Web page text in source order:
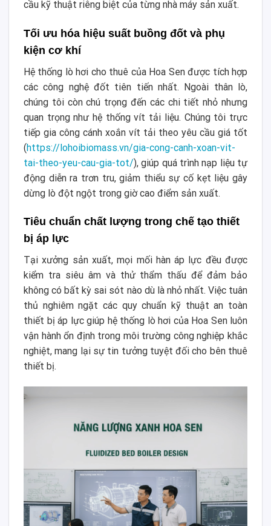
cầu kỹ thuật riêng biệt của từng nhà máy sản xuất.
Tối ưu hóa hiệu suất buồng đốt và phụ
kiện cơ khí
Hệ thống lò hơi cho thuê của Hoa Sen được tích hợp
các công nghệ đốt tiên tiến nhất. Ngoài thân lò,
chúng tôi còn chú trọng đến các chi tiết nhỏ nhưng
quan trọng như hệ thống vít tải liệu. Chúng tôi trực
tiếp gia công cánh xoắn vít tải theo yêu cầu giá tốt
(https://lohoibiomass.vn/gia-cong-canh-xoan-vit-
tai-theo-yeu-cau-gia-tot/), giúp quá trình nạp liệu tự
động diễn ra trơn tru, giảm thiểu sự cố kẹt liệu gây
dừng lò đột ngột trong giờ cao điểm sản xuất.
Tiêu chuẩn chất lượng trong chế tạo thiết
bị áp lực
Tại xưởng sản xuất, mọi mối hàn áp lực đều được
kiểm tra siêu âm và thử thẩm thấu để đảm bảo
không có bất kỳ sai sót nào dù là nhỏ nhất. Việc tuân
thủ nghiêm ngặt các quy chuẩn kỹ thuật an toàn
thiết bị áp lực giúp hệ thống lò hơi của Hoa Sen luôn
vận hành ổn định trong môi trường công nghiệp khắc
nghiệt, mang lại sự tin tưởng tuyệt đối cho bên thuê
thiết bị.